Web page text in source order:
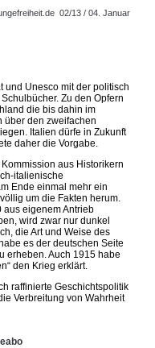
02/13 / 04. Januar
und Unesco mit der politisch
Zu den Opfern
die bis dahin im
über den zweifachen
Italien dürfe in Zukunft
daher die Vorgabe.
aus Historikern
italienische
Ende einmal mehr ein
um die Fakten herum.
aus eigenem Antrieb
wird zwar nur dunkel
die Art und Weise des
es der deutschen Seite
erheben. Auch 1915 habe
den Krieg erklärt.
raffinierte Geschichtspolitik
Verbreitung von Wahrheit